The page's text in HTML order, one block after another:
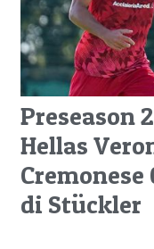
Preseason
Hellas
Cremonese
di Stückler